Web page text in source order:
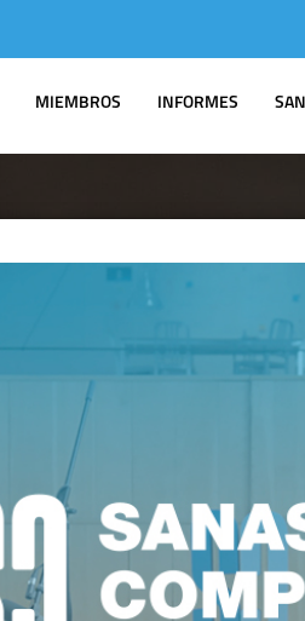
MIEMBROS INFORMES
IDIS EN LOS